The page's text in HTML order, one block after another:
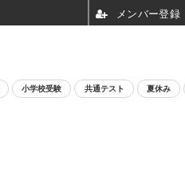
小学校受験 共通テスト 夏休み